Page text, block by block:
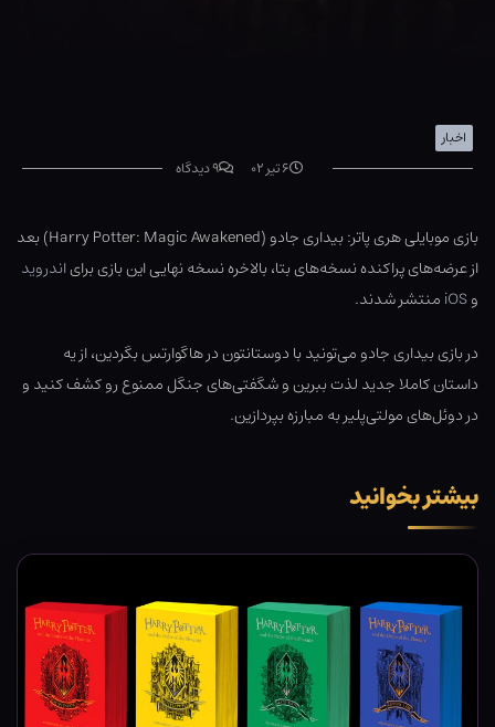
اخبار
۶ تیر ۰۲
۹ دیدگاه
بازی موبایلی هری پاتر: بیداری جادو (Harry Potter: Magic Awakened) بعد
از عرضه‌های پراکنده نسخه‌های بتا، بالاخره نسخه نهایی این بازی برایاندروید
وiOS منتشر شدند.
در بازی بیداری جادو می‌تونید با دوستانتون در هاگوارتس بگردین، از یه
داستان کاملا جدید لذت ببرین و شگفتی‌های جنگل ممنوع رو کشف کنید و
در دوئل‌های مولتی‌پلیر به مبارزه بپردازین.
بیشتر بخوانید